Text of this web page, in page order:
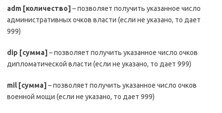
adm [количество] – позволяет получить указанное число
административных очков власти (если не указано, то дает
999)
dip [сумма] – позволяет получить указанное число очков
дипломатической власти (если не указано, то дает 999)
mil[сумма] – позволяет получить указанное число очков
военной мощи (если не указано, то дает 999)